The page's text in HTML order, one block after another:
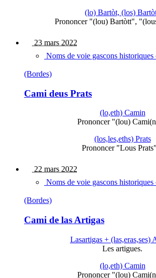
(lo) Bartòt, (los)
Prononcer "(lou) Bartòtt",
23 mars 2022
Noms de voie gascons historiques
(Bordes)
Cami deus Prats
(lo,eth) Camin
Prononcer "(lou)
(los,les,eths) Prats
Prononcer "Lous
22 mars 2022
Noms de voie gascons historiques
(Bordes)
Cami de las Artigas
Lasartigas + (las,eras,ses)
Les artigues.
(lo,eth) Camin
Prononcer "(lou)